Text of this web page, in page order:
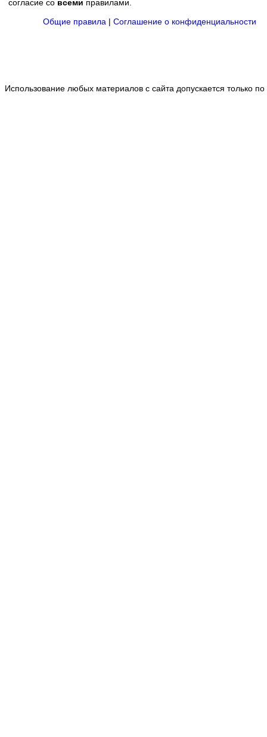
согласие со всеми правилами.
Общие правила | Соглашение о конфиденциальности
Использование любых материалов с сайта допускается только